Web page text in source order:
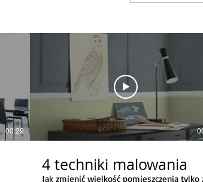
00:29
4 techniki malowania
Jak zmienić wielkość pomieszczenia tylko